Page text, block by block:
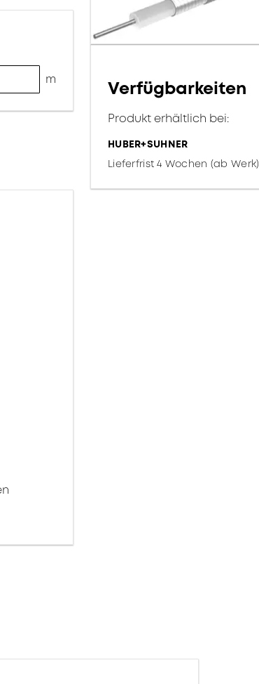
m Verfügbarkeiten
Produkt erhältlich bei:
HUBER+SUHNER
Lieferfrist 4 Wochen (ab Werk)